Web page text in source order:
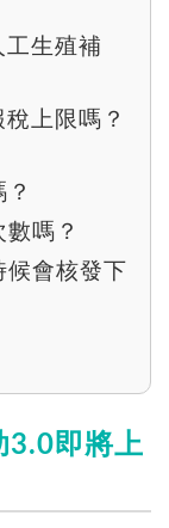
工生殖補
上限嗎？
嗎？
會核發下
3.0即將上